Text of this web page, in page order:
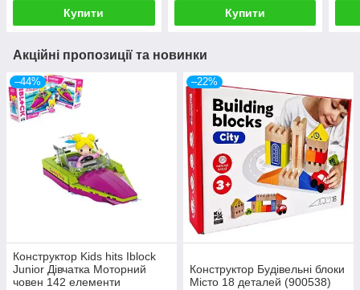
Купити Купити
Акційні пропозиції та новинки
–44%
Конструктор Kids hits Iblock
Junior Дівчатка Моторний
човен 142 елементи
–22%
Конструктор Будівельні блоки
Місто 18 деталей (900538)